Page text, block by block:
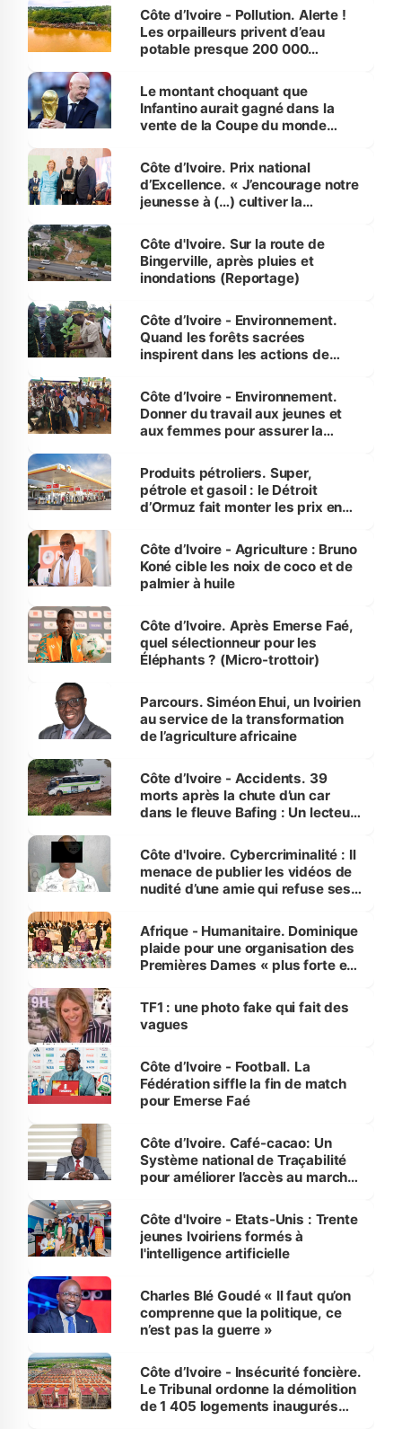
Côte d’Ivoire - Pollution. Alerte !
Les orpailleurs privent d’eau
potable presque 200 000
Le montant choquant que
Infantino aurait gagné dans la
vente de la Coupe du monde
Côte d’Ivoire. Prix national
d’Excellence. « J’encourage notre
jeunesse à (…) cultiver la
(Alassane Ouattara
Côte d'Ivoire. Sur la route de
Bingerville, après pluies et
inondations (Reportage)
Côte d’Ivoire - Environnement.
Quand les forêts sacrées
inspirent dans les actions de
Côte d’Ivoire - Environnement.
Donner du travail aux jeunes et
aux femmes pour assurer la
menacées
Produits pétroliers. Super,
pétrole et gasoil : le Détroit
d’Ormuz fait monter les prix en
Côte d’Ivoire - Agriculture : Bruno
Koné cible les noix de coco et de
palmier à huile
Côte d’Ivoire. Après Emerse Faé,
quel sélectionneur pour les
Éléphants ? (Micro-trottoir)
Parcours. Siméon Ehui, un Ivoirien
au service de la transformation
de l’agriculture africaine
Côte d’Ivoire - Accidents. 39
morts après la chute d’un car
dans le fleuve Bafing : Un lecteur
des Transports
Côte d'Ivoire. Cybercriminalité : Il
menace de publier les vidéos de
nudité d’une amie qui refuse ses
Afrique - Humanitaire. Dominique
plaide pour une organisation des
Premières Dames « plus forte et
sur la scène internationale »
TF1 : une photo fake qui fait des
vagues
Côte d’Ivoire - Football. La
Fédération siffle la fin de match
pour Emerse Faé
Côte d’Ivoire. Café-cacao: Un
Système national de Traçabilité
pour améliorer l’accès au marché
Côte d'Ivoire - Etats-Unis : Trente
jeunes Ivoiriens formés à
l'intelligence artificielle
Charles Blé Goudé « Il faut qu’on
comprenne que la politique, ce
n’est pas la guerre »
Côte d’Ivoire - Insécurité foncière.
Le Tribunal ordonne la démolition
de 1 405 logements inaugurés